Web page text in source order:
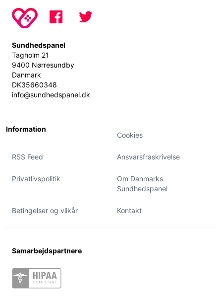
Sundhedspanel
Tagholm 21
9400 Nørresundby
Danmark
DK35660348
info@sundhedspanel.dk
Information
Cookies
RSS Feed Ansvarsfraskrivelse
Privatlivspolitik
Om Danmarks
Sundhedspanel
Betingelser og vilkår Kontakt
Samarbejdspartnere